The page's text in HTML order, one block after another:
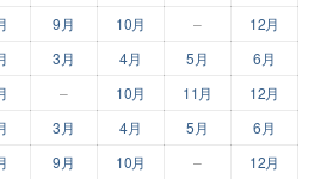
9月 10月 – 12月
3月 4月 5月
6月
– 10月 11月 12月
3月 4月 5月
6月
9月 10月 – 12月